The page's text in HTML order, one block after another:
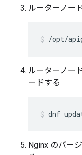
ルーターノー
/opt/
ルーターノー
ードする
dnf
Nginx のバー